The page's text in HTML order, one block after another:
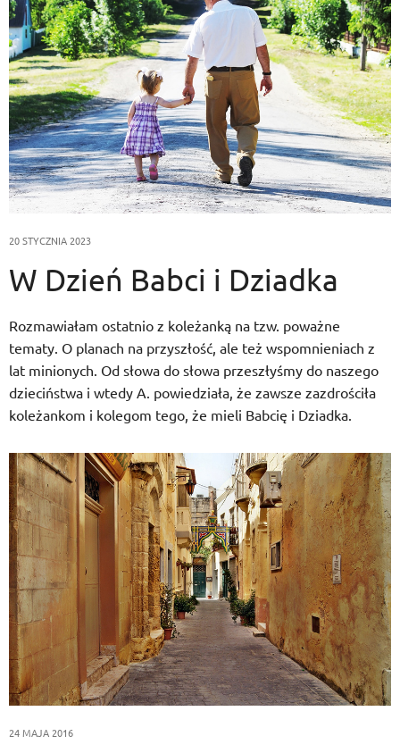
20 STYCZNIA 2023
W Dzień Babci i Dziadka
Rozmawiałam ostatnio z koleżanką na tzw. poważne
tematy. O planach na przyszłość, ale też wspomnieniach z
lat minionych. Od słowa do słowa przeszłyśmy do naszego
dzieciństwa i wtedy A. powiedziała, że zawsze zazdrościła
koleżankom i kolegom tego, że mieli Babcię i Dziadka.
24 MAJA 2016